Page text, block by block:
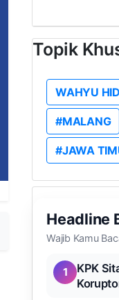
Topik
WAHYU
#MALANG
#JAWA
Headline
Wajib Kamu
1
KPK